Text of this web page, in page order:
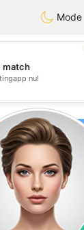
Tunisia Dating
Mode
💕
match
nu!